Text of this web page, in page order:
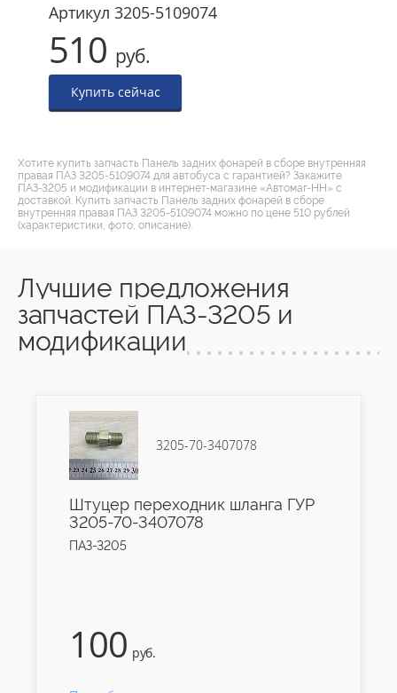
Артикул 3205-5109074
510 руб.
Купить сейчас
Хотите купить запчасть Панель задних фонарей в сборе внутренняя
правая ПАЗ 3205-5109074 для автобуса с гарантией? Закажите
ПАЗ-3205 и модификации в интернет-магазине «Автомаг-НН» с
доставкой. Купить запчасть Панель задних фонарей в сборе
внутренняя правая ПАЗ 3205-5109074 можно по цене 510 рублей
(характеристики, фото, описание).
Лучшие предложения
запчастей ПАЗ-3205 и
модификации
3205-70-3407078
Штуцер переходник шланга ГУР
3205-70-3407078
ПАЗ-3205
100 руб.